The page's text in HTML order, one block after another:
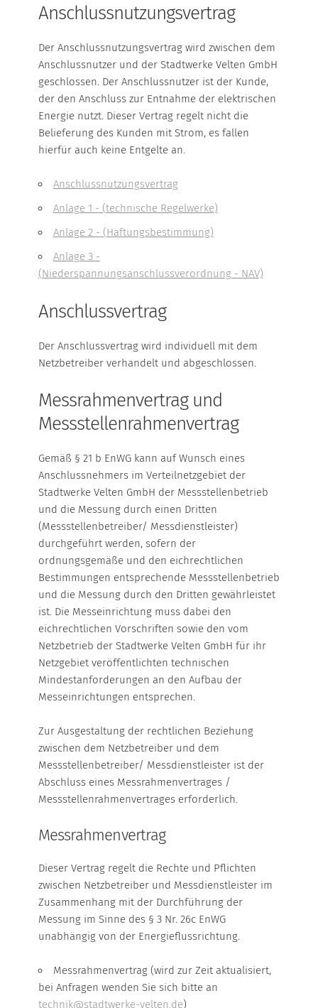
EDIFACT-DATENAUSTAUSCH
ANSPRECHPARTNER
SERVICE
ENTSTÖRUNGSHOTLINE
ANSPRECHPARTNER
PLANAUSKUNFT
FORMULARE & DOKUMENTE
Anschlussnutzungsvertrag
Der Anschlussnutzungsvertrag wird zwischen dem
Anschlussnutzer und der Stadtwerke Velten GmbH
geschlossen. Der Anschlussnutzer ist der Kunde,
der den Anschluss zur Entnahme der elektrischen
Energie nutzt. Dieser Vertrag regelt nicht die
Belieferung des Kunden mit Strom, es fallen
hierfür auch keine Entgelte an.
Anschlussnutzungsvertrag
Anlage 1 - (technische Regelwerke)
Anlage 2 - (Haftungsbestimmung)
Anlage 3 -
(Niederspannungsanschlussverordnung - NAV)
Anschlussvertrag
Der Anschlussvertrag wird individuell mit dem
Netzbetreiber verhandelt und abgeschlossen.
Messrahmenvertrag und
Messstellenrahmenvertrag
Gemäß § 21 b EnWG kann auf Wunsch eines
Anschlussnehmers im Verteilnetzgebiet der
Stadtwerke Velten GmbH der Messstellenbetrieb
und die Messung durch einen Dritten
(Messstellenbetreiber/ Messdienstleister)
durchgeführt werden, sofern der
ordnungsgemäße und den eichrechtlichen
Bestimmungen entsprechende Messstellenbetrieb
und die Messung durch den Dritten gewährleistet
ist. Die Messeinrichtung muss dabei den
eichrechtlichen Vorschriften sowie den vom
Netzbetrieb der Stadtwerke Velten GmbH für ihr
Netzgebiet veröffentlichten technischen
Mindestanforderungen an den Aufbau der
Messeinrichtungen entsprechen.
Zur Ausgestaltung der rechtlichen Beziehung
zwischen dem Netzbetreiber und dem
Messstellenbetreiber/ Messdienstleister ist der
Abschluss eines Messrahmenvertrages /
Messstellenrahmenvertrages erforderlich.
Messrahmenvertrag
Dieser Vertrag regelt die Rechte und Pflichten
zwischen Netzbetreiber und Messdienstleister im
Zusammenhang mit der Durchführung der
Messung im Sinne des § 3 Nr. 26c EnWG
unabhängig von der Energieflussrichtung.
Messrahmenvertrag (wird zur Zeit aktualisiert,
bei Anfragen wenden Sie sich bitte an
technik@stadtwerke-velten.de)